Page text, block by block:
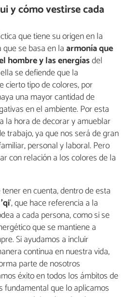
y cómo vestirse cada
que tiene su origen en la
se basa en laarmonía que
hombre y las energíasdel
se defiende que la
cierto tipo de colores, por
una mayor cantidad de
en el ambiente. Por esta
la hora de decorar y amueblar
trabajo, ya que nos será de gran
personal y laboral. Pero
con relación a los colores de la
en cuenta, dentro de esta
', que hace referencia a la
a cada persona, como si se
que se mantiene a
Si ayudamos a incluir
continua en nuestra vida,
parte de nosotros
éxito en todos los ámbitos de
fundamental que lo aplicamos